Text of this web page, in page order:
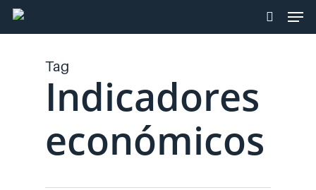
Skip
search
Tag
Indicadores
económicos